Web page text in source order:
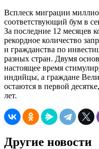
Всплеск миграции
соответствующий бум в
За последние 12 месяцев
рекордное количество
и гражданства по
разных стран. Двумя
настоящее время
индийцы, а граждане
остаются в первой
лет.
Другие новости